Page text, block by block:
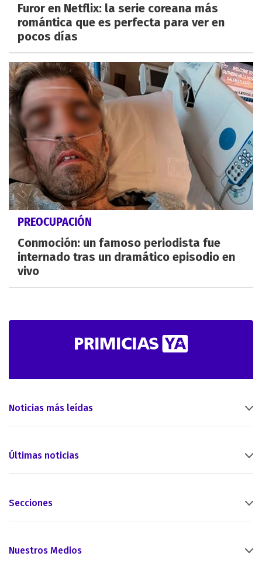
Furor en Netflix: la serie coreana más
romántica que es perfecta para ver en
pocos días
PREOCUPACIÓN
Conmoción: un famoso periodista fue
internado tras un dramático episodio en
vivo
Noticias más leídas
Últimas noticias
Secciones
Nuestros Medios